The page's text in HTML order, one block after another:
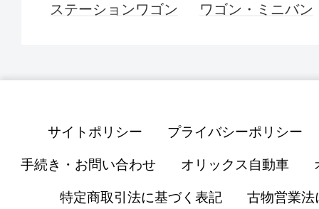
ステーションワゴン
ワゴン・ミニバン
サイトポリシー プライバシーポリシー
手続き・お問い合わせ オリックス自動車
特定商取引法に基づく表記 古物営業法